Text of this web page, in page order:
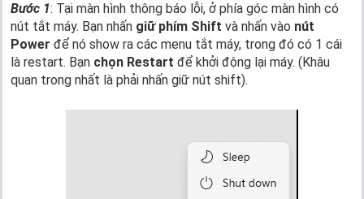
Bước 1: Tại màn hình thông báo lỗi, ở phía góc màn hình có
nút tắt máy. Bạn nhấn giữ phím Shift và nhấn vào nút
Power để nó show ra các menu tắt máy, trong đó có 1 cái
là restart. Bạn chọn Restart để khởi động lại máy. (Khâu
quan trong nhất là phải nhấn giữ nút shift).